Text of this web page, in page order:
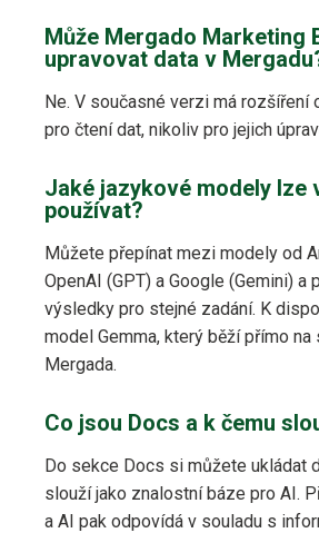
Může Mergado Marketing
upravovat data v
Ne. V současné verzi má rozšíření
pro čtení dat, nikoliv pro jejich
Jaké jazykové modely lze
používat?
Můžete přepínat mezi modely od
OpenAI (GPT) a Google (Gemini) a
výsledky pro stejné zadání. K
model Gemma, který běží přímo na
Mergada.
Co jsou Docs a k čemu
Do sekce Docs si můžete ukládat
slouží jako znalostní báze pro AI.
a AI pak odpovídá v souladu s